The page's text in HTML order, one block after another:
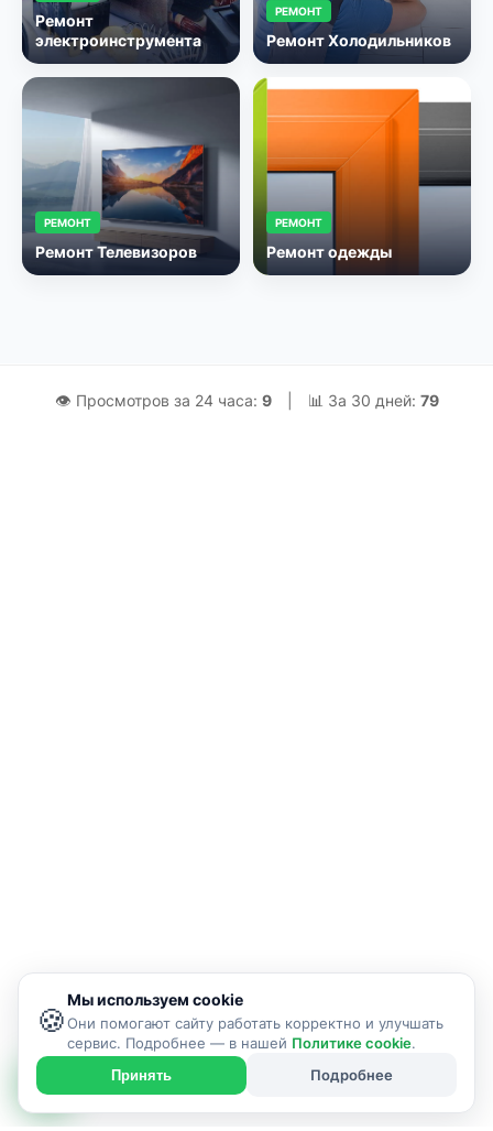
Ремонт
электроинструмента
РЕМОНТ
Ремонт Холодильников
РЕМОНТ
Ремонт Телевизоров
РЕМОНТ
Ремонт одежды
👁 Просмотров за 24 часа: 9 📊 За 30 дней: 79
🍪
Мы используем cookie
Они помогают сайту работать корректно и улучшать
сервис. Подробнее — в нашей Политике cookie.
Принять Подробнее